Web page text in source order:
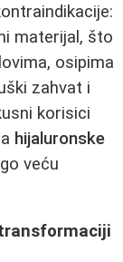
materijal, što
osipima
zahvat i
korisici
hijaluronske
veću